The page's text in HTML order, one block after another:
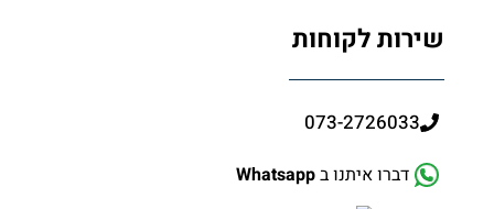
שירות לקוחות
073-2726033
דברו איתנו בWhatsapp